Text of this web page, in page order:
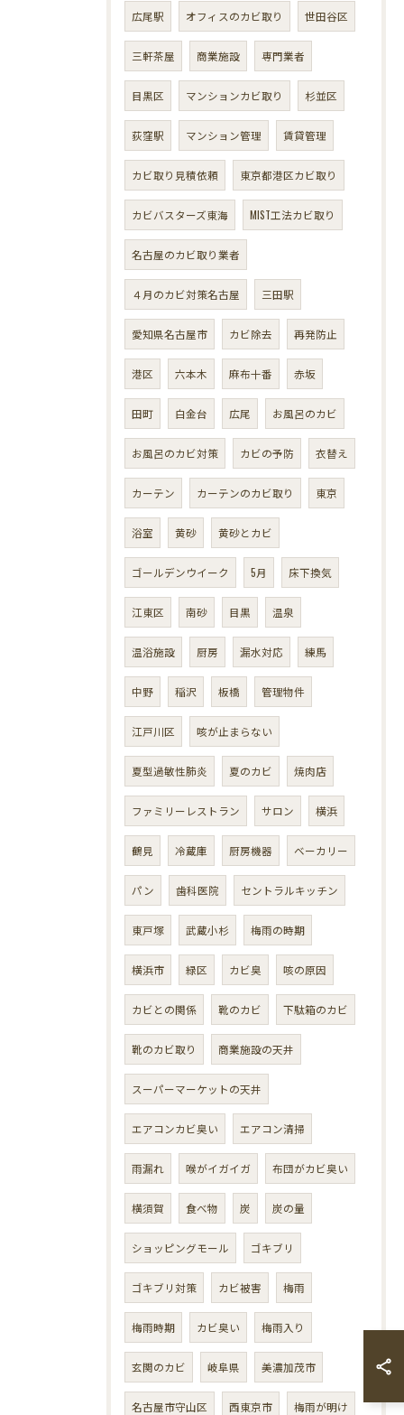
広尾駅 オフィスのカビ取り 世田谷区
三軒茶屋 商業施設 専門業者
目黒区 マンションカビ取り 杉並区
荻窪駅 マンション管理 賃貸管理
カビ取り見積依頼 東京都港区カビ取り
カビバスターズ東海 MIST工法カビ取り
名古屋のカビ取り業者
４月のカビ対策名古屋 三田駅
愛知県名古屋市 カビ除去 再発防止
港区 六本木 麻布十番 赤坂
田町 白金台 広尾 お風呂のカビ
お風呂のカビ対策 カビの予防 衣替え
カーテン カーテンのカビ取り 東京
浴室 黄砂 黄砂とカビ
ゴールデンウイーク 5月 床下換気
江東区 南砂 目黒 温泉
温浴施設 厨房 漏水対応 練馬
中野 稲沢 板橋 管理物件
江戸川区 咳が止まらない
夏型過敏性肺炎 夏のカビ 焼肉店
ファミリーレストラン サロン 横浜
鶴見 冷蔵庫 厨房機器 ベーカリー
パン 歯科医院 セントラルキッチン
東戸塚 武蔵小杉 梅雨の時期
横浜市 緑区 カビ臭 咳の原因
カビとの関係 靴のカビ 下駄箱のカビ
靴のカビ取り 商業施設の天井
スーパーマーケットの天井
エアコンカビ臭い エアコン清掃
雨漏れ 喉がイガイガ 布団がカビ臭い
横須賀 食べ物 炭 炭の量
ショッピングモール ゴキブリ
ゴキブリ対策 カビ被害 梅雨
梅雨時期 カビ臭い 梅雨入り
玄関のカビ 岐阜県 美濃加茂市
名古屋市守山区 西東京市 梅雨が明け